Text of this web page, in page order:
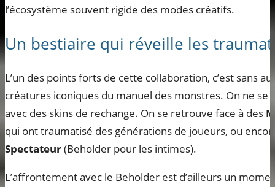
l’écosystème souvent rigide des modes créatifs.
Un bestiaire qui réveille les
L’un des points forts de cette collaboration, c’est sans
créatures iconiques du manuel des monstres. On ne se
avec des skins de rechange. On se retrouve face à des
qui ont traumatisé des générations de joueurs, ou
Spectateur(Beholder pour les intimes).
L’affrontement avec le Beholder est d’ailleurs un